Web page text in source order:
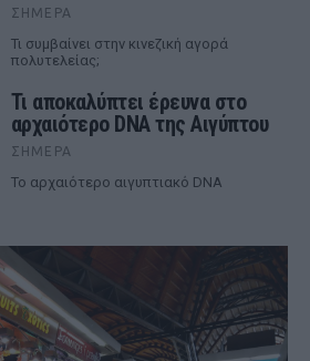
ΣΉΜΕΡΑ
Τι συμβαίνει στην κινεζική αγορά
πολυτελείας;
Τι αποκαλύπτει έρευνα στο
αρχαιότερο DNA της Αιγύπτου
ΣΉΜΕΡΑ
Το αρχαιότερο αιγυπτιακό DNA